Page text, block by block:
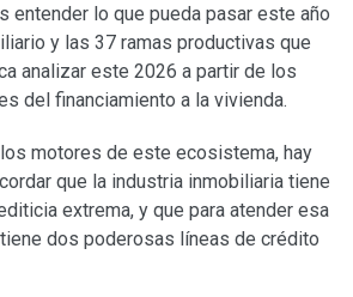
entender lo que pueda pasar este año
y las 37 ramas productivas que
analizar este 2026 a partir de los
del financiamiento a la vivienda.
motores de este ecosistema, hay
que la industria inmobiliaria tiene
extrema, y que para atender esa
dos poderosas líneas de crédito